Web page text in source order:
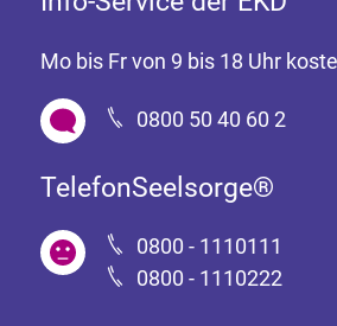
Mo bis Fr von 9 bis 18 Uhr
0800 50 40 60 2
TelefonSeelsorge®
0800 - 1110111
0800 - 1110222